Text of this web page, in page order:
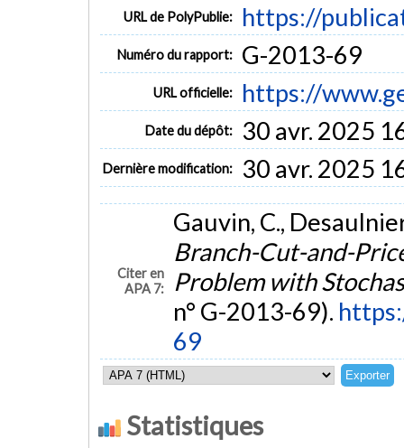
URL de PolyPublie: https://
Numéro du rapport: G-2013-69
URL officielle: https://
Date du dépôt: 30 avr. 2025
Dernière modification: 30 avr. 2025
Citer en
APA 7:
Gauvin, C.,
Branch-Cut-and-
Problem with
n° G-2013-69).
69
Statistiques